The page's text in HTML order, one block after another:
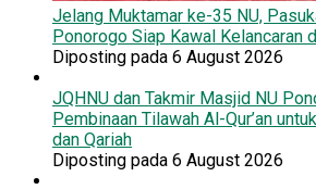
Jelang Muktamar ke-35 NU,
Ponorogo Siap Kawal Kelancaran
Diposting pada 6 August 2026
JQHNU dan Takmir Masjid NU
Pembinaan Tilawah Al-Qur’an
dan Qariah
Diposting pada 6 August 2026